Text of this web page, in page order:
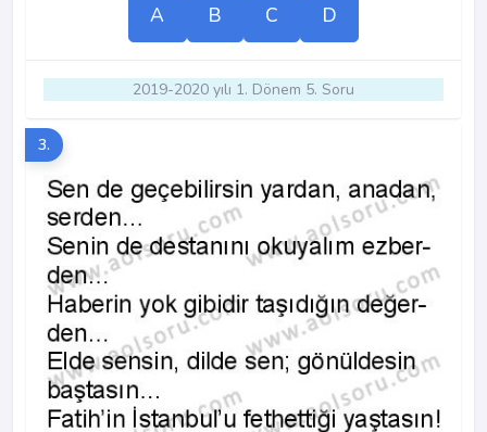
A B C D
2019-2020 yılı 1. Dönem 5. Soru
3.